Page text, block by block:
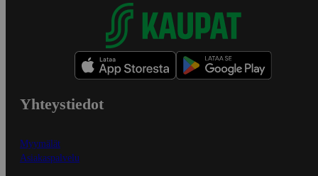
Yhteystiedot
Myymälät
Asiakaspalvelu